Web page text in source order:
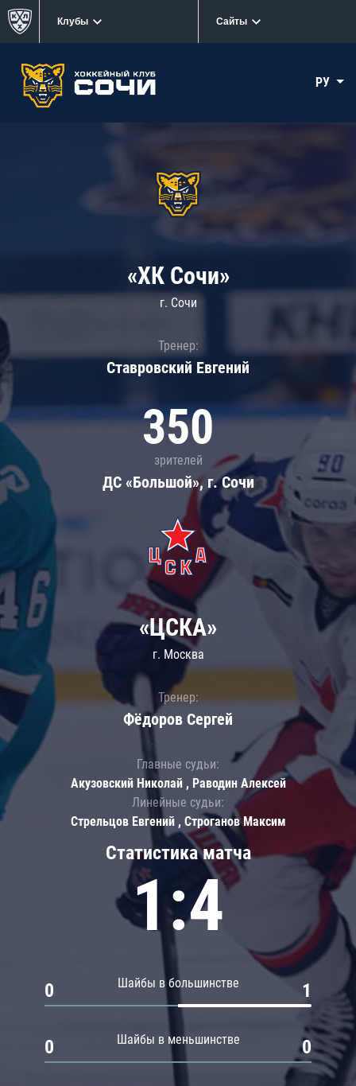
Клубы Сайты
РУ
«ХК Сочи»
г. Сочи
Тренер:
Ставровский Евгений
350
зрителей
ДС «Большой», г. Сочи
Статистика матча
1:4
Шайбы в большинстве
0 1
Шайбы в меньшинстве
0 0
«ЦСКА»
г. Москва
Тренер:
Фёдоров Сергей
Главные судьи:
Акузовский Николай , Раводин Алексей
Линейные судьи:
Стрельцов Евгений , Строганов Максим